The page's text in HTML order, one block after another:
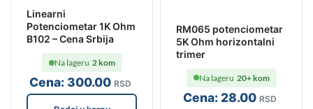
Linearni
Potenciometar 1K Ohm
B102 – Cena Srbija
Cena:300.00 RSD
Na lageru 2 kom
RM065 potenciometar
5K Ohm horizontalni
trimer
Cena: 28.00 RSD
Na lageru 20+ kom